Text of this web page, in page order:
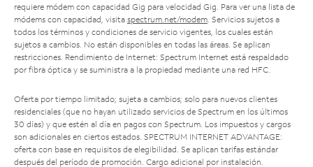
requiere módem con capacidad Gig para velocidad Gig. Para ver una lista de
módems con capacidad, visita spectrum.net/modem . Servicios sujetos a
todos los términos y condiciones de servicio vigentes, los cuales están
sujetos a cambios. No están disponibles en todas las áreas. Se aplican
restricciones. Rendimiento de Internet: Spectrum Internet está respaldado
por fibra óptica y se suministra a la propiedad mediante una red HFC.
Oferta por tiempo limitado; sujeta a cambios; solo para nuevos clientes
residenciales (que no hayan utilizado servicios de Spectrum en los últimos
30 días) y que estén al día en pagos con Spectrum. Los impuestos y cargos
son adicionales en ciertos estados. SPECTRUM INTERNET ADVANTAGE:
oferta con base en requisitos de elegibilidad. Se aplican tarifas estándar
después del período de promoción. Cargo adicional por instalación.